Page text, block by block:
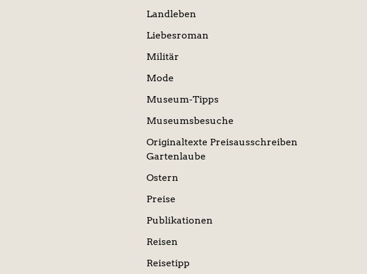
Landleben
Liebesroman
Militär
Mode
Museum-Tipps
Museumsbesuche
Originaltexte Preisausschreiben
Gartenlaube
Ostern
Preise
Publikationen
Reisen
Reisetipp